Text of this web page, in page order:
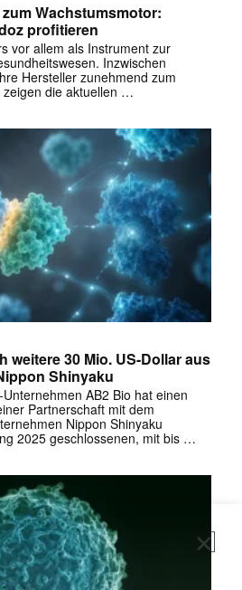
Wachstumsmotor:
profitieren
vor allem als Instrument zur
Inzwischen
Hersteller zunehmend zum
zeigen die aktuellen …
weitere 30 Mio. US-Dollar aus
Shinyaku
AB2 Bio hat einen
Partnerschaft mit dem
Nippon Shinyaku
2025 geschlossenen, mit bis …